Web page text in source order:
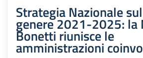
Strategia Nazionale
genere 2021-2025: la
Bonetti riunisce le
amministrazioni